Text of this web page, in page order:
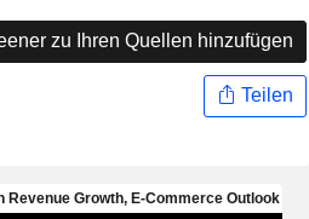
zu Ihren Quellen hinzufügen
Teilen